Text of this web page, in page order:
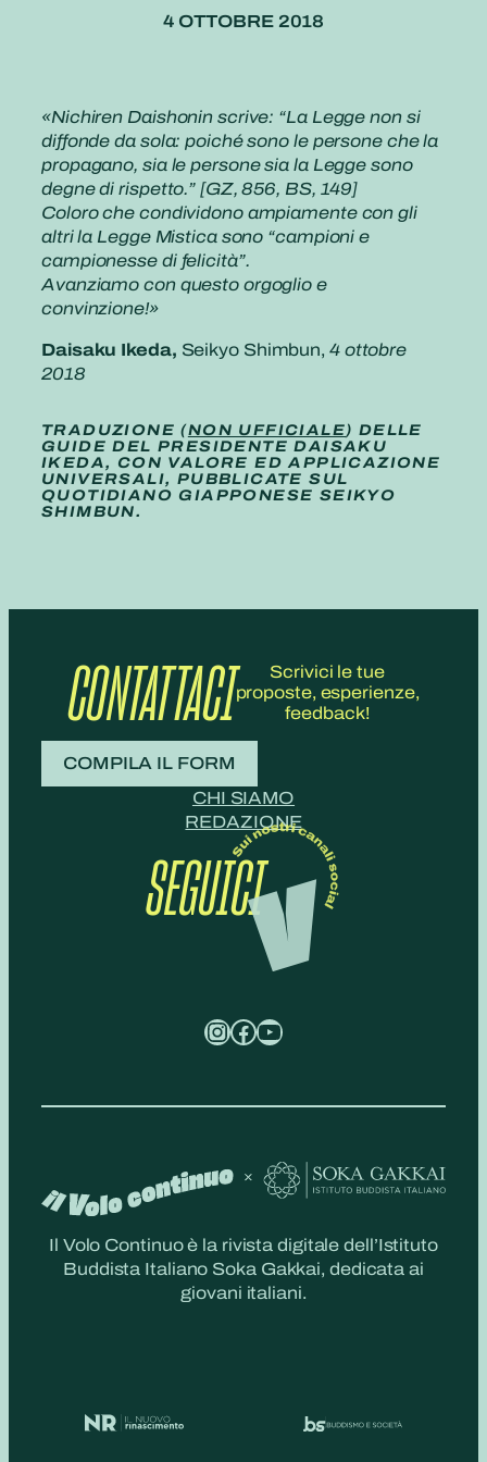
4 OTTOBRE 2018
«Nichiren Daishonin scrive: “La Legge non si
diffonde da sola: poiché sono le persone che la
propagano, sia le persone sia la Legge sono
degne di rispetto.” [GZ, 856, BS, 149]
Coloro che condividono ampiamente con gli
altri la Legge Mistica sono “campioni e
campionesse di felicità”.
Avanziamo con questo orgoglio e
convinzione!»
Daisaku Ikeda, Seikyo Shimbun, 4 ottobre
2018
TRADUZIONE (NON UFFICIALE) DELLE
GUIDE DEL PRESIDENTE DAISAKU
IKEDA, CON VALORE ED APPLICAZIONE
UNIVERSALI, PUBBLICATE SUL
QUOTIDIANO GIAPPONESE SEIKYO
SHIMBUN.
CONTATTACI
Scrivici le tue
proposte, esperienze,
feedback!
COMPILA IL FORM
CHI SIAMO
REDAZIONE
SEGUICI
InstagramFacebook YouTube
Il Volo Continuo è la rivista digitale dell’Istituto
Buddista Italiano Soka Gakkai, dedicata ai
giovani italiani.